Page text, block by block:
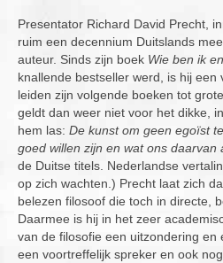
Presentator Richard David Precht,
ruim een decennium Duitslands
auteur. Sinds zijn boek Wie ben ik
knallende bestseller werd, is hij een
leiden zijn volgende boeken tot
geldt dan weer niet voor het dikke,
hem las: De kunst om geen egoïst
goed willen zijn en wat ons daarvan
de Duitse titels. Nederlandse
op zich wachten.) Precht laat zich
belezen filosoof die toch in directe,
Daarmee is hij in het zeer
van de filosofie een uitzondering en
een voortreffelijk spreker en ook